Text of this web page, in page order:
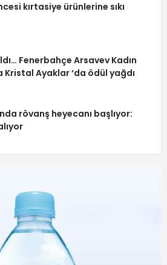
kırtasiye ürünlerine sıkı
Fenerbahçe Arsavev Kadın
Kristal Ayaklar ‘da ödül yağdı
rövanş heyecanı başlıyor: